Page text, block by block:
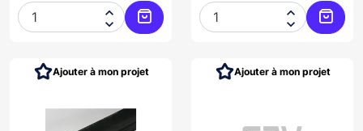


Ajouter au panier


Ajouter à mon projet Ajouter à mon projet